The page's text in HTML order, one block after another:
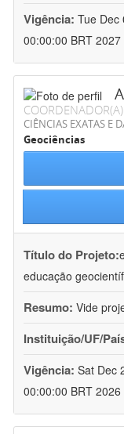
Vigência: Tue Dec
00:00:00 BRT 2027
COORDENADOR(A)
CIÊNCIAS EXATAS E
Geociências
Título do Projeto:
educação
Resumo: Vide
Instituição/UF/
Vigência: Sat Dec
00:00:00 BRT 2026